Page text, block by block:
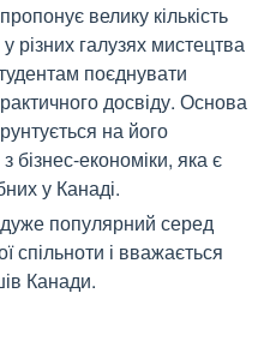
велику кількість
різних галузях мистецтва
поєднувати
досвіду. Основа
на його
бізнес-економіки, яка є
у Канаді.
популярний серед
спільноти і вважається
Канади.